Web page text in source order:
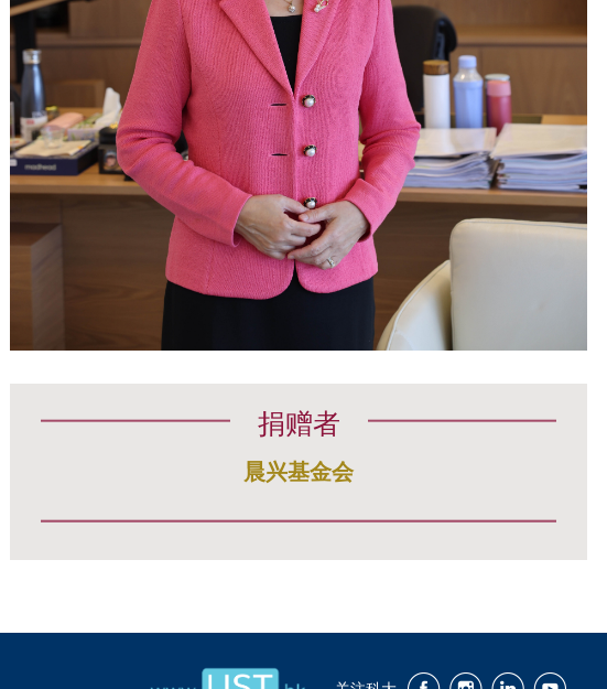
捐赠者
晨兴基金会